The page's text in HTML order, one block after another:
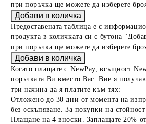
при поръчка ще можете да изберете
Предоставената таблица е с
продукта в количката си с бутона
при поръчка ще можете да изберете
Когато плащате с NewPay, всъщност
поръчката Ви вместо Вас. Вие я
три начина да я платите към тях:
Отложено до 30 дни от момента на
без оскъпяване. За покупки на
Плащане на 4 вноски. Заплащате 20%